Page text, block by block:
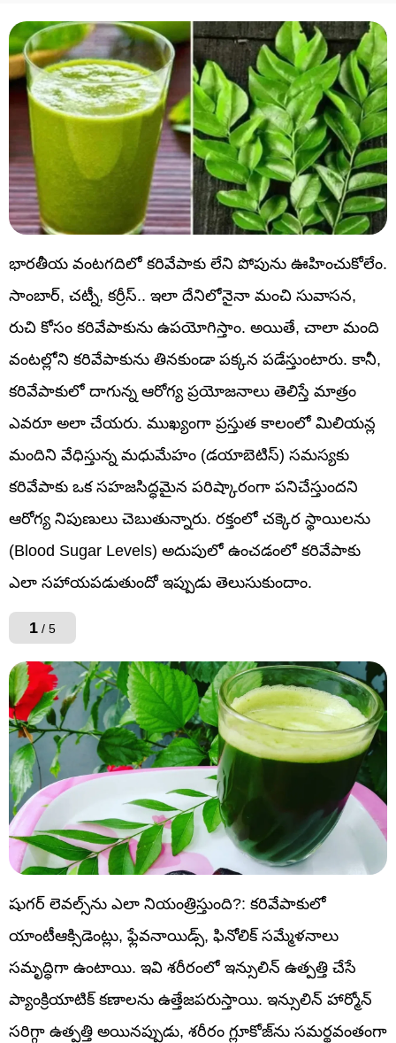
భారతీయ వంటగదిలో కరివేపాకు లేని పోపును ఊహించుకోలేం.
సాంబార్, చట్నీ, కర్రీస్.. ఇలా దేనిలోనైనా మంచి సువాసన,
రుచి కోసం కరివేపాకును ఉపయోగిస్తాం. అయితే, చాలా మంది
వంటల్లోని కరివేపాకును తినకుండా పక్కన పడేస్తుంటారు. కానీ,
కరివేపాకులో దాగున్న ఆరోగ్య ప్రయోజనాలు తెలిస్తే మాత్రం
ఎవరూ అలా చేయరు. ముఖ్యంగా ప్రస్తుత కాలంలో మిలియన్ల
మందిని వేధిస్తున్న మధుమేహం (డయాబెటిస్) సమస్యకు
కరివేపాకు ఒక సహజసిద్ధమైన పరిష్కారంగా పనిచేస్తుందని
ఆరోగ్య నిపుణులు చెబుతున్నారు. రక్తంలో చక్కెర స్థాయిలను
(Blood Sugar Levels) అదుపులో ఉంచడంలో కరివేపాకు
ఎలా సహాయపడుతుందో ఇప్పుడు తెలుసుకుందాం.
1 / 5
షుగర్ లెవల్స్‌ను ఎలా నియంత్రిస్తుంది?: కరివేపాకులో
యాంటీఆక్సిడెంట్లు, ఫ్లేవనాయిడ్స్, ఫినోలిక్ సమ్మేళనాలు
సమృద్ధిగా ఉంటాయి. ఇవి శరీరంలో ఇన్సులిన్ ఉత్పత్తి చేసే
ప్యాంక్రియాటిక్ కణాలను ఉత్తేజపరుస్తాయి. ఇన్సులిన్ హార్మోన్
సరిగ్గా ఉత్పత్తి అయినప్పుడు, శరీరం గ్లూకోజ్‌ను సమర్థవంతంగా